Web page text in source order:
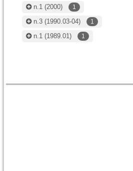
n.1 (2000) 1
n.3 (1990.03-04) 1
n.1 (1989.01) 1